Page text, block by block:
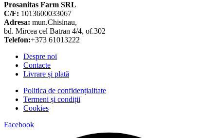
Prosanitas Farm SRL
C/F: 1013600033067
Adresa: mun.Chisinau,
bd. Mircea cel Batran 4/4, of.302
Telefon:+373 61013222
Despre noi
Contacte
Livrare și plată
Politica de confidențialitate
Termeni și condiții
Cookies
Facebook